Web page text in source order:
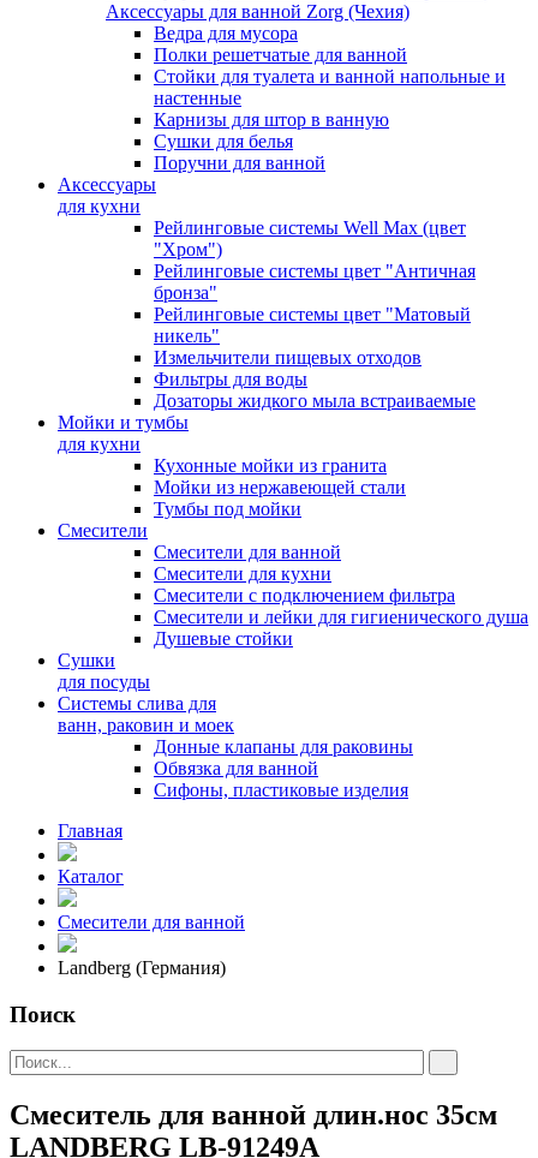
Аксессуары для ванной Zorg (Чехия)
Ведра для мусора
Полки решетчатые для ванной
Стойки для туалета и ванной напольные и
настенные
Карнизы для штор в ванную
Сушки для белья
Поручни для ванной
Аксессуары
для кухни
Рейлинговые системы Well Max (цвет
"Хром")
Рейлинговые системы цвет "Античная
бронза"
Рейлинговые системы цвет "Матовый
никель"
Измельчители пищевых отходов
Фильтры для воды
Дозаторы жидкого мыла встраиваемые
Мойки и тумбы
для кухни
Кухонные мойки из гранита
Мойки из нержавеющей стали
Тумбы под мойки
Смесители
Смесители для ванной
Смесители для кухни
Смесители с подключением фильтра
Cмесители и лейки для гигиенического душа
Душевые стойки
Сушки
для посуды
Системы слива для
ванн, раковин и моек
Донные клапаны для раковины
Обвязка для ванной
Сифоны, пластиковые изделия
Главная
Каталог
Смесители для ванной
Landberg (Германия)
Поиск
Смеситель для ванной длин.нос 35см
LANDBERG LB-91249А